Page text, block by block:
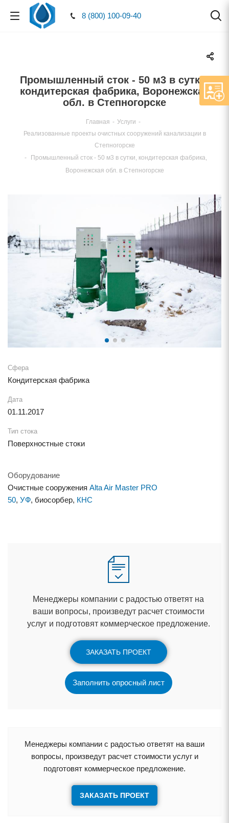
8 (800) 100-09-40
Промышленный сток - 50 м3 в сутки,
кондитерская фабрика, Воронежская
обл. в Степногорске
Главная - Услуги -
Реализованные проекты очистных сооружений канализации
Степногорске
-
Промышленный сток - 50 м3 в сутки, кондитерская фабрика,
Воронежская обл. в Степногорске
Сфера
Кондитерская фабрика
Дата
01.11.2017
Тип стока
Поверхностные стоки
Оборудование
Очистные сооружения Alta Air Master PRO
50, УФ, биосорбер, КНС
Менеджеры компании с радостью ответят на
аши вопросы, произведут расчет стоимости
услуг и подготовят коммерческое предложение.
ЗАКАЗАТЬ ПРОЕКТ
Заполнить опросный лист
Менеджеры компании с радостью ответят на ваши
опросы, произведут расчет стоимости услуг и
подготовят коммерческое предложение.
ЗАКАЗАТЬ ПРОЕКТ